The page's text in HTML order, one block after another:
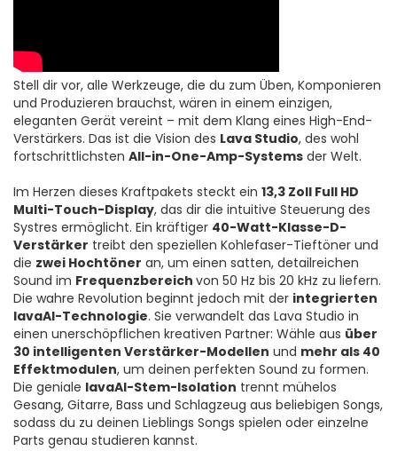
Stell dir vor, alle Werkzeuge, die du zum Üben, Komponieren
und Produzieren brauchst, wären in einem einzigen,
eleganten Gerät vereint – mit dem Klang eines High-End-
Verstärkers. Das ist die Vision des Lava Studio, des wohl
fortschrittlichsten All-in-One-Amp-Systems der Welt.
Im Herzen dieses Kraftpakets steckt ein 13,3 Zoll Full HD
Multi-Touch-Display, das dir die intuitive Steuerung des
Systres ermöglicht. Ein kräftiger 40-Watt-Klasse-D-
Verstärker treibt den speziellen Kohlefaser-Tieftöner und
die zwei Hochtöner an, um einen satten, detailreichen
Sound im Frequenzbereich von 50 Hz bis 20 kHz zu liefern.
Die wahre Revolution beginnt jedoch mit der integrierten
lavaAI-Technologie. Sie verwandelt das Lava Studio in
einen unerschöpflichen kreativen Partner: Wähle aus über
30 intelligenten Verstärker-Modellen und mehr als 40
Effektmodulen, um deinen perfekten Sound zu formen.
Die geniale lavaAI-Stem-Isolation trennt mühelos
Gesang, Gitarre, Bass und Schlagzeug aus beliebigen Songs,
sodass du zu deinen Lieblings Songs spielen oder einzelne
Parts genau studieren kannst.